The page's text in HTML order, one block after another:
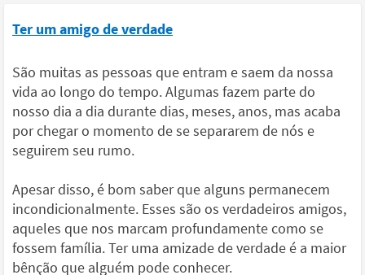
Ter um amigo de verdade
São muitas as pessoas que entram e saem da nossa
vida ao longo do tempo. Algumas fazem parte do
nosso dia a dia durante dias, meses, anos, mas acaba
por chegar o momento de se separarem de nós e
seguirem seu rumo.
Apesar disso, é bom saber que alguns permanecem
incondicionalmente. Esses são os verdadeiros amigos,
aqueles que nos marcam profundamente como se
fossem família. Ter uma amizade de verdade é a maior
bênção que alguém pode conhecer.